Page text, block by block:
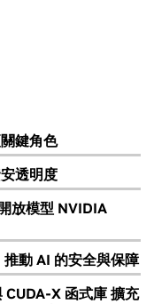
鍵角色
透明度
放模型 NVIDIA
動 AI 的安全與保障
X 函式庫 擴充